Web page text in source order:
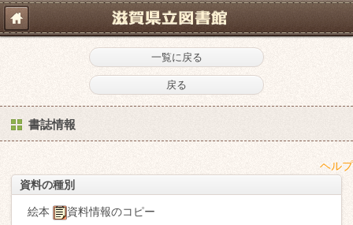
一覧に戻る
戻る
書誌情報
ヘルプ
資料の種別
絵本 資料情報のコピー